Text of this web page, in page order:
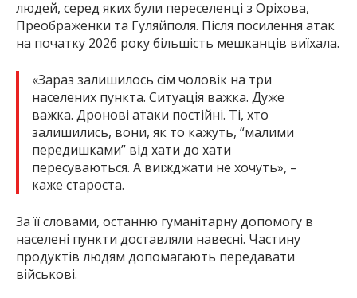
людей, серед яких були переселенці з Оріхова,
Преображенки та Гуляйполя. Після посилення атак
на початку 2026 року більшість мешканців виїхала.
«Зараз залишилось сім чоловік на три
населених пункта. Ситуація важка. Дуже
важка. Дронові атаки постійні. Ті, хто
залишились, вони, як то кажуть, “малими
передишками” від хати до хати
пересуваються. А виїжджати не хочуть», –
каже староста.
За її словами, останню гуманітарну допомогу в
населені пункти доставляли навесні. Частину
продуктів людям допомагають передавати
військові.